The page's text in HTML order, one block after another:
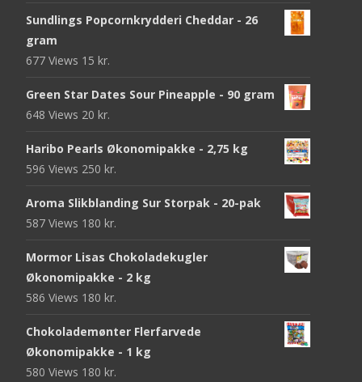
Sundlings Popcornkrydderi Cheddar - 26
gram
677 Views 15 kr.
Green Star Dates Sour Pineapple - 90 gram
648 Views 20 kr.
Haribo Pearls Økonomipakke - 2,75 kg
596 Views 250 kr.
Aroma Slikblanding Sur Storpak - 20-pak
587 Views 180 kr.
Mormor Lisas Chokoladekugler
Økonomipakke - 2 kg
586 Views 180 kr.
Chokolademønter Flerfarvede
Økonomipakke - 1 kg
580 Views 180 kr.